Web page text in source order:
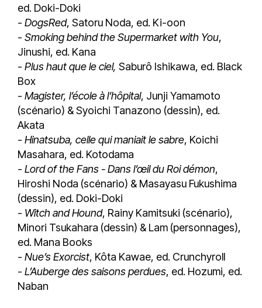
ed. Doki-Doki
- DogsRed, Satoru Noda, ed. Ki-oon
- Smoking behind the Supermarket with You,
Jinushi, ed. Kana
- Plus haut que le ciel, Saburô Ishikawa, ed. Black
Box
- Magister, l’école à l’hôpital, Junji Yamamoto
(scénario) & Syoichi Tanazono (dessin), ed.
Akata
- Hinatsuba, celle qui maniait le sabre, Koichi
Masahara, ed. Kotodama
- Lord of the Fans - Dans l’œil du Roi démon,
Hiroshi Noda (scénario) & Masayasu Fukushima
(dessin), ed. Doki-Doki
- Witch and Hound, Rainy Kamitsuki (scénario),
Minori Tsukahara (dessin) & Lam (personnages),
ed. Mana Books
- Nue’s Exorcist, Kôta Kawae, ed. Crunchyroll
- L’Auberge des saisons perdues, ed. Hozumi, ed.
Naban